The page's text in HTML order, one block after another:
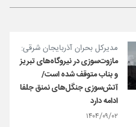
مدیرکل بحران آذربایجان‌ شرقی:
مازوت‌سوزی در نیروگاه‌های تبریز
و بناب متوقف شده است/
آتش‌سوزی جنگل‌های نمنق جلفا
ادامه دارد
۱۴۰۴/۰۹/۰۲